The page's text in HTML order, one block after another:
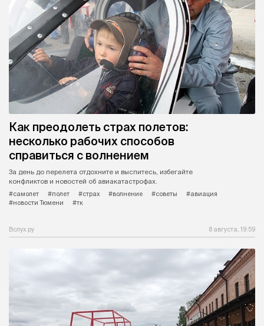
Как преодолеть страх полетов:
несколько рабочих способов
справиться с волнением
За день до перелета отдохните и выспитесь, избегайте
конфликтов и новостей об авиакатастрофах.
#самолет
#полет #страх #волнение #советы
#авиация
#новости Тюмени
#тк
Вслух.ру 8 августа, 19:59